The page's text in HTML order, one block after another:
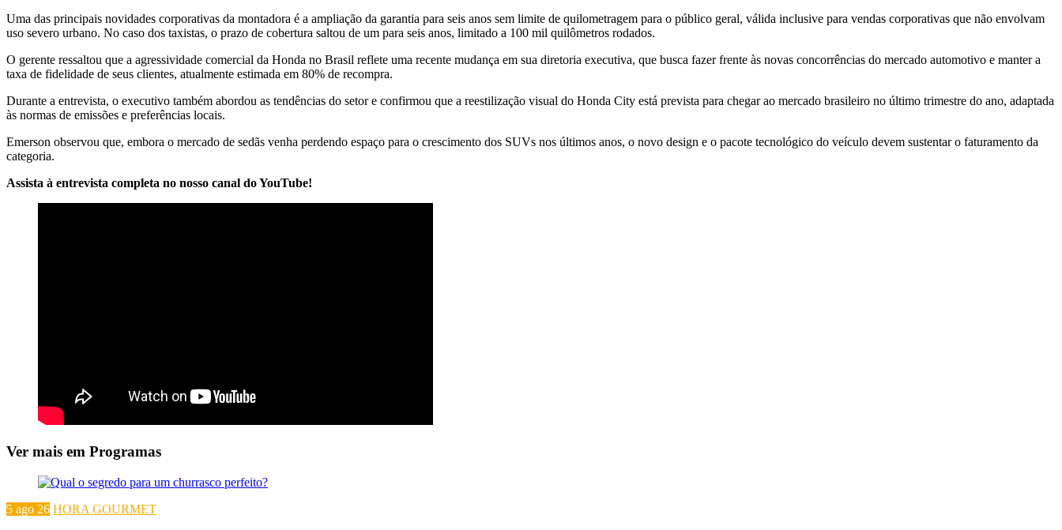
Uma das principais novidades corporativas da montadora é a ampliação da garantia para seis anos sem limite de quilometragem para o público geral, válida inclusive para vendas corporativas que não envolvam
uso severo urbano. No caso dos taxistas, o prazo de cobertura saltou de um para seis anos, limitado a 100 mil quilômetros rodados.
O gerente ressaltou que a agressividade comercial da Honda no Brasil reflete uma recente mudança em sua diretoria executiva, que busca fazer frente às novas concorrências do mercado automotivo e manter a
taxa de fidelidade de seus clientes, atualmente estimada em 80% de recompra.
Durante a entrevista, o executivo também abordou as tendências do setor e confirmou que a reestilização visual do Honda City está prevista para chegar ao mercado brasileiro no último trimestre do ano, adaptada
às normas de emissões e preferências locais.
Emerson observou que, embora o mercado de sedãs venha perdendo espaço para o crescimento dos SUVs nos últimos anos, o novo design e o pacote tecnológico do veículo devem sustentar o faturamento da
categoria.
Assista à entrevista completa no nosso canal do YouTube!
Ver mais em Programas
5 ago 26 HORA GOURMET